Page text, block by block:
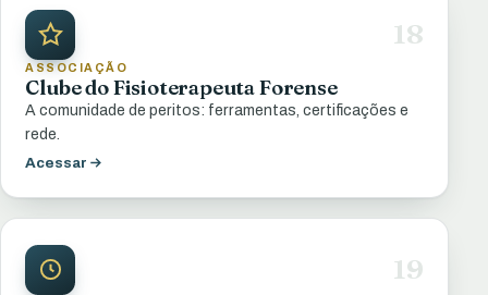
18
ASSOCIAÇÃO
Clube do Fisioterapeuta Forense
A comunidade de peritos: ferramentas, certificações e
rede.
Acessar
19